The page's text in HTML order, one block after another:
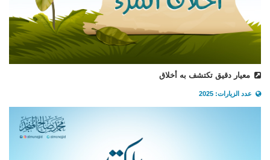
معيار دقيق تكتشف به أخلاق
عدد الزيارات: 2025